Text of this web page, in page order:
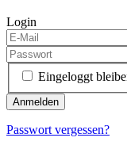
Login
Eingeloggt
Passwort vergessen?